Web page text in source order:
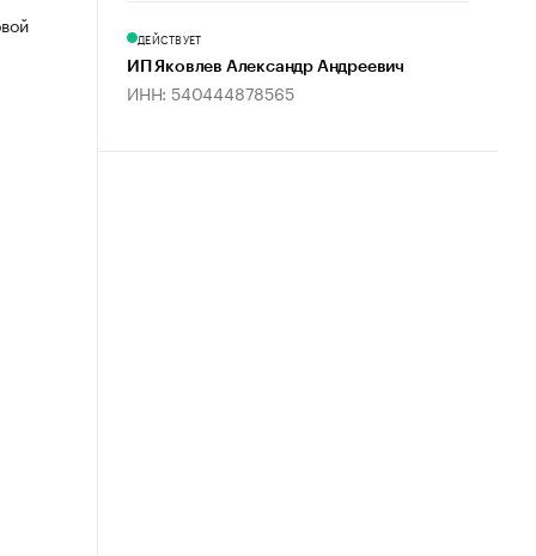
ДЕЙСТВУЕТ
ИП Яковлев Александр Андреевич
ИНН: 540444878565